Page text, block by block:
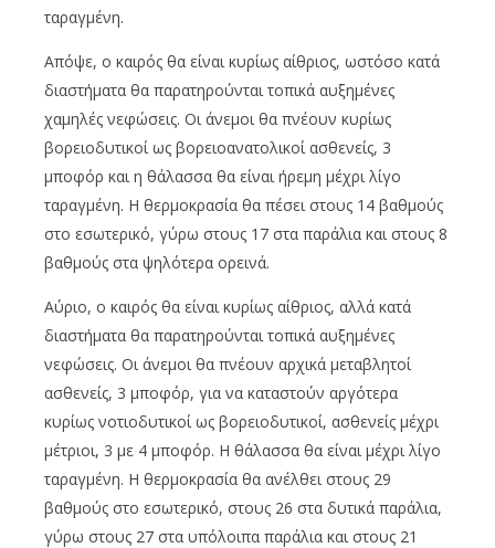
ταραγμένη.
Απόψε, ο καιρός θα είναι κυρίως αίθριος, ωστόσο κατά
διαστήματα θα παρατηρούνται τοπικά αυξημένες
χαμηλές νεφώσεις. Οι άνεμοι θα πνέουν κυρίως
βορειοδυτικοί ως βορειοανατολικοί ασθενείς, 3
μποφόρ και η θάλασσα θα είναι ήρεμη μέχρι λίγο
ταραγμένη. Η θερμοκρασία θα πέσει στους 14 βαθμούς
στο εσωτερικό, γύρω στους 17 στα παράλια και στους 8
βαθμούς στα ψηλότερα ορεινά.
Αύριο, ο καιρός θα είναι κυρίως αίθριος, αλλά κατά
διαστήματα θα παρατηρούνται τοπικά αυξημένες
νεφώσεις. Οι άνεμοι θα πνέουν αρχικά μεταβλητοί
ασθενείς, 3 μποφόρ, για να καταστούν αργότερα
κυρίως νοτιοδυτικοί ως βορειοδυτικοί, ασθενείς μέχρι
μέτριοι, 3 με 4 μποφόρ. Η θάλασσα θα είναι μέχρι λίγο
ταραγμένη. Η θερμοκρασία θα ανέλθει στους 29
βαθμούς στο εσωτερικό, στους 26 στα δυτικά παράλια,
γύρω στους 27 στα υπόλοιπα παράλια και στους 21